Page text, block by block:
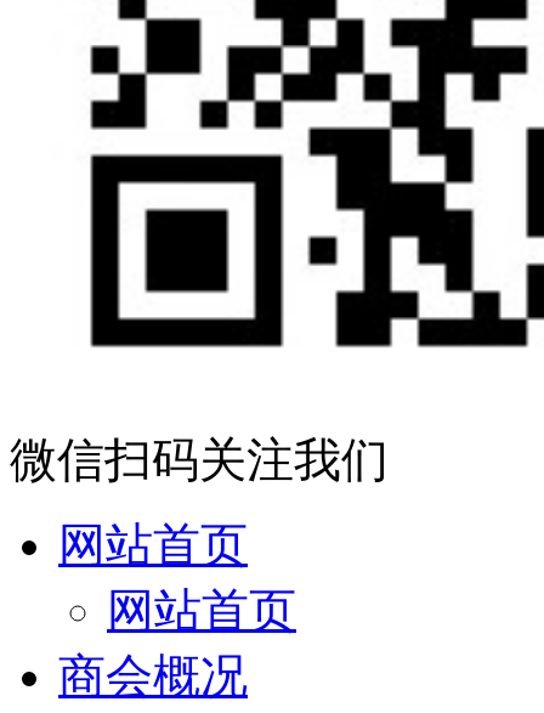
微信扫码关注我们
网站首页
网站首页
商会概况